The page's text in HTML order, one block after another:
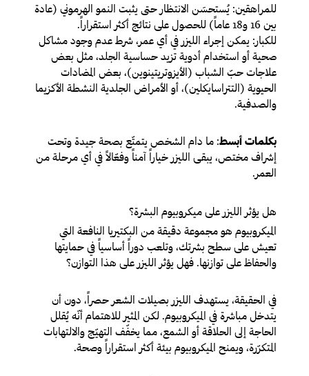
للمراهقين: يُستحسَن الانتظار حتى يثبت النمو الهرموني (عادة
بين 16 و18 عاماً) للحصول على نتائج أكثر استقراراً.
للكبار: يمكن إجراء الليزر في أي عمر، شرط عدم وجود مشاكل
صحية أو استخدام أدوية تزيد حساسية الجلد، مثل بعض
علاجات حبّ الشباب (الأيزوتريتينوين)، بعض المضادات
الحيوية (التتراسايكلين)، أو الأمراض الجلدية النشطة الأكزيما
والصدفية.
بكلمات أبسط: ما دام الشخص يتمتّع بصحة جيدة وتحت
إشراف مختص، يبقى الليزر خياراً آمناً وفعّالاً في أي مرحلة من
العمر.
هل يؤثر الليزر على ميكروبيوم البشرة؟
الميكروبيوم هو مجموعة دقيقة من البكتيريا النافعة التي
تعيش على سطح بشرتك، وتلعب دوراً أساسياً في حمايتها
والحفاظ على توازنها. فهل يؤثر الليزر على هذا التوازن؟
في الحقيقة، يستهدف الليزر بصيلات الشعر حصراً، دون أن
يتدخل مباشرة في الميكروبيوم. لكن المثير للاهتمام أنّه يُقلل
الحاجة إلى الحلاقة أو الشمع، مما يخفّف التهيّج والالتهابات
المتكرّرة، ويمنح الميكروبيوم بيئة أكثر استقراراً وصحة.